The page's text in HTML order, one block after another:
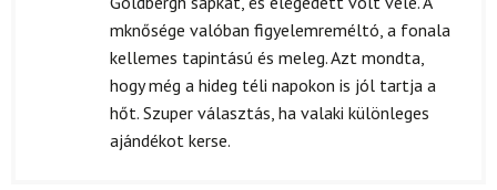
mknősége valóban figyelemreméltó, a fonala
kellemes tapintású és meleg. Azt mondta,
hogy még a hideg téli napokon is jól tartja a
hőt. Szuper választás, ha valaki különleges
ajándékot kerse.